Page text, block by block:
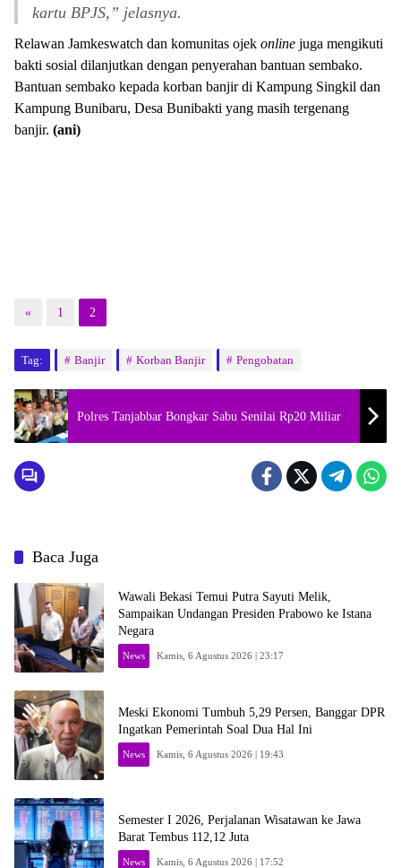
kartu BPJS,” jelasnya.
Relawan Jamkeswatch dan komunitas ojek online juga mengikuti
bakti sosial dilanjutkan dengan penyerahan bantuan sembako.
Bantuan sembako kepada korban banjir di Kampung Singkil dan
Kampung Bunibaru, Desa Bunibakti yang masih tergenang
banjir. (ani)
« 1 2
Tag: Banjir Korban Banjir Pengobatan
Polres Tanjabbar Bongkar Sabu Senilai Rp20 Miliar
Baca Juga
Wawali Bekasi Temui Putra Sayuti Melik,
Sampaikan Undangan Presiden Prabowo ke Istana
Negara
News Kamis, 6 Agustus 2026 | 23:17
Meski Ekonomi Tumbuh 5,29 Persen, Banggar DPR
Ingatkan Pemerintah Soal Dua Hal Ini
News Kamis, 6 Agustus 2026 | 19:43
Semester I 2026, Perjalanan Wisatawan ke Jawa
Barat Tembus 112,12 Juta
News Kamis, 6 Agustus 2026 | 17:52